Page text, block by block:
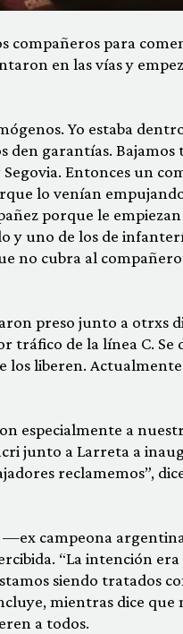
compañeros para
en las vías y
Yo estaba
den garantías. Bajamos
Entonces un
lo venían
porque le
y uno de los de
no cubra al
preso junto a otrxs
tráfico de la línea C. Se
los liberen.
especialmente a
junto a Larreta a
reclamemos”,
—ex campeona
“La intención era
siendo tratados
mientras dice que
a todos.